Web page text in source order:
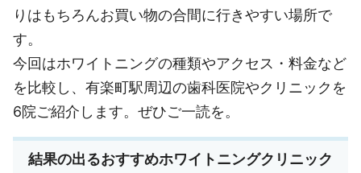
りはもちろんお買い物の合間に行きやすい場所で
す。
今回はホワイトニングの種類やアクセス・料金など
を比較し、有楽町駅周辺の歯科医院やクリニックを
6院ご紹介します。ぜひご一読を。
結果の出るおすすめホワイトニングクリニック